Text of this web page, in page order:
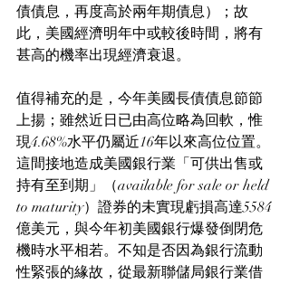
債債息，再度高於兩年期債息）；故
此，美國經濟明年中或較後時間，將有
甚高的機率出現經濟衰退。
值得補充的是，今年美國長債債息節節
上揚；雖然近日已由高位略為回軟，惟
現4.68%水平仍屬近16年以來高位位置。
這間接地造成美國銀行業「可供出售或
持有至到期」（available for sale or held
to maturity）證券的未實現虧損高達5584
億美元，與今年初美國銀行爆發倒閉危
機時水平相若。不知是否因為銀行流動
性緊張的緣故，從最新聯儲局銀行業借